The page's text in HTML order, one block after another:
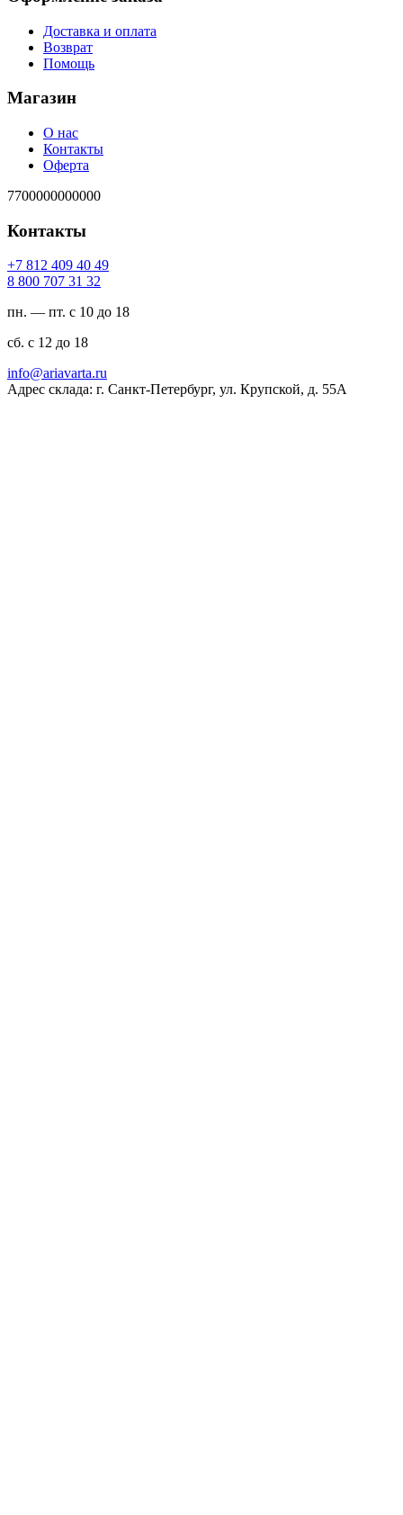
Доставка и оплата
Возврат
Помощь
Магазин
О нас
Контакты
Оферта
7700000000000
Контакты
94 04 904 218 7+
23 13 707 008 8
пн. — пт. с 10 до 18
сб. с 12 до 18
ur.atravaira@ofni
Адрес склада: г. Санкт-Петербург, ул. Крупской, д. 55А